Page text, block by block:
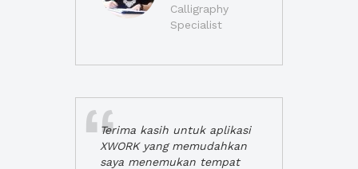
Calligraphy
Specialist
Terima kasih untuk aplikasi
XWORK yang memudahkan
saya menemukan tempat